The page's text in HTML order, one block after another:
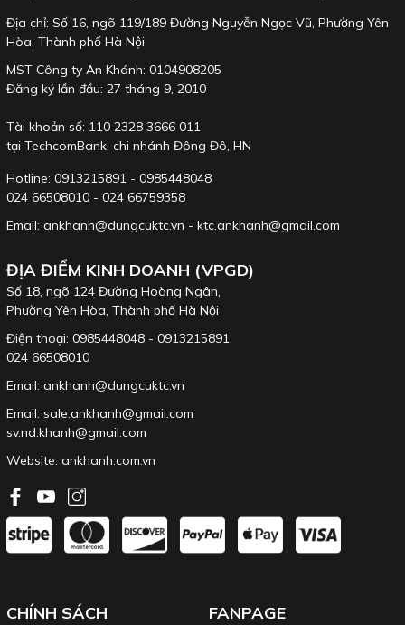
Địa chỉ: Số 16, ngõ 119/189 Đường Nguyễn Ngọc Vũ, Phường Yên
Hòa, Thành phố Hà Nội
MST Công ty An Khánh: 0104908205
Đăng ký lần đầu: 27 tháng 9, 2010
Tài khoản số: 110 2328 3666 011
tại TechcomBank, chi nhánh Đông Đô, HN
Hotline: 0913215891 - 0985448048
024 66508010 - 024 66759358
Email: ankhanh@dungcuktc.vn - ktc.ankhanh@gmail.com
ĐỊA ĐIỂM KINH DOANH (VPGD)
Số 18, ngõ 124 Đường Hoàng Ngân,
Phường Yên Hòa, Thành phố Hà Nội
Điện thoại: 0985448048 - 0913215891
024 66508010
Email: ankhanh@dungcuktc.vn
Email: sale.ankhanh@gmail.com
sv.nd.khanh@gmail.com
Website: ankhanh.com.vn
CHÍNH SÁCH FANPAGE